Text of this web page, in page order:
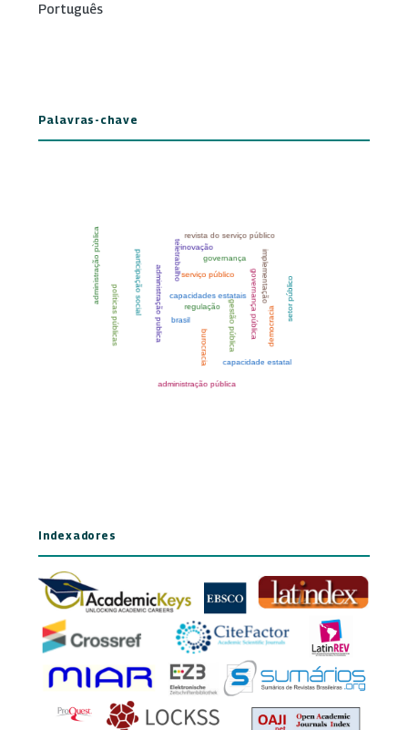
Português
Palavras-chave
Indexadores